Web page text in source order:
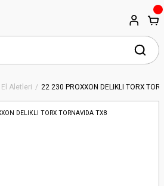
El Aletleri 22 230 PROXXON DELIKLI TORX